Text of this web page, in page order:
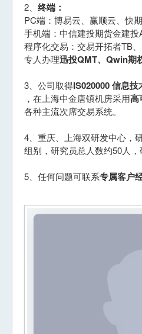
2、 终端：
PC端：博易云、赢顺云、快期
手机端：中信建投期货金建
程序化交易：交易开拓者TB
专人办理迅投QMT、Qwin期
3、公司取得IS020000 信息
，在上海中金唐镇机房采用高
各种主流次席交易系统。
4、重庆、上海双研发中心，
组别，研究员总人数约50人，
5、任何问题可联系专属客户